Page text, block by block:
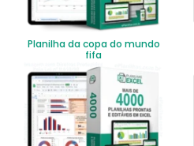
Planilha da copa do mundo
fifa